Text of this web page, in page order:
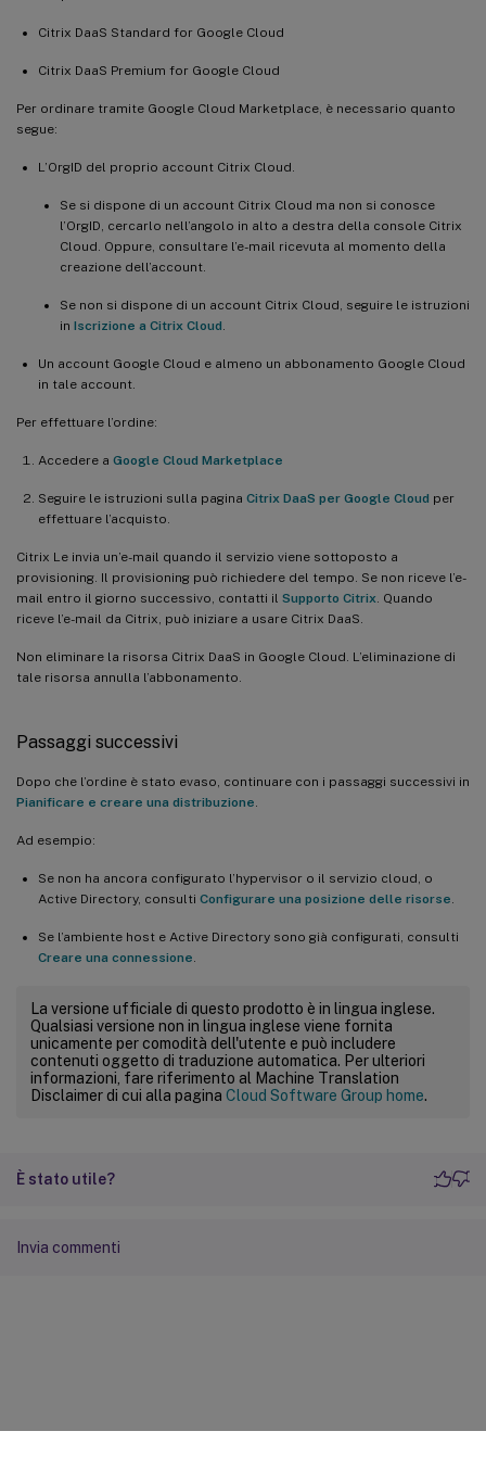
Citrix DaaS Standard for Google Cloud
Citrix DaaS Premium for Google Cloud
Per ordinare tramite Google Cloud Marketplace, è necessario quanto
segue:
L’OrgID del proprio account Citrix Cloud.
Se si dispone di un account Citrix Cloud ma non si conosce
l’OrgID, cercarlo nell’angolo in alto a destra della console Citrix
Cloud. Oppure, consultare l’e-mail ricevuta al momento della
creazione dell’account.
Se non si dispone di un account Citrix Cloud, seguire le istruzioni
in Iscrizione a Citrix Cloud
Un account Google Cloud e almeno un abbonamento Google Cloud
in tale account.
Per effettuare l’ordine:
Accedere a Google Cloud Marketplace
Seguire le istruzioni sulla pagina Citrix DaaS per Google Cloud per
effettuare l’acquisto.
Citrix Le invia un’e-mail quando il servizio viene sottoposto a
provisioning. Il provisioning può richiedere del tempo. Se non riceve l’e-
mail entro il giorno successivo, contatti il Supporto Citrix . Quando
riceve l’e-mail da Citrix, può iniziare a usare Citrix DaaS.
Non eliminare la risorsa Citrix DaaS in Google Cloud. L’eliminazione di
tale risorsa annulla l’abbonamento.
Passaggi successivi
Dopo che l’ordine è stato evaso, continuare con i passaggi successivi in
Pianificare e creare una distribuzione
Ad esempio:
Se non ha ancora configurato l’hypervisor o il servizio cloud, o
Active Directory, consulti Configurare una posizione delle risorse
Se l’ambiente host e Active Directory sono già configurati, consulti
Creare una connessione
La versione ufficiale di questo prodotto è in lingua inglese.
Qualsiasi versione non in lingua inglese viene fornita
unicamente per comodità dell'utente e può includere
contenuti oggetto di traduzione automatica. Per ulteriori
informazioni, fare riferimento al Machine Translation
Disclaimer di cui alla pagina Cloud Software Group home.
È stato utile?
Invia commenti